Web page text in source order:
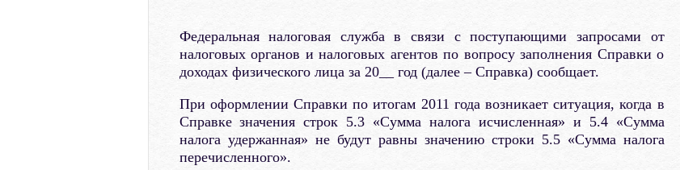
Федеральная налоговая служба в связи с поступающими запросами от
налоговых органов и налоговых агентов по вопросу заполнения Справки о
доходах физического лица за 20__ год (далее – Справка) сообщает.
При оформлении Справки по итогам 2011 года возникает ситуация, когда в
Справке значения строк 5.3 «Сумма налога исчисленная» и 5.4 «Сумма
налога удержанная» не будут равны значению строки 5.5 «Сумма налога
перечисленного».